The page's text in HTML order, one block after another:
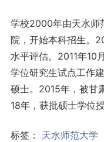
学校2000年由天水师
院，开始本科招生。
水平评估。2011年10
学位研究生试点工作
硕士。2015年，被甘
18年，获批硕士学位授
标签： 天水师范大学